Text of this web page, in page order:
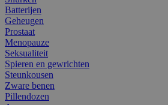
Batterijen
Geheugen
Prostaat
Menopauze
Seksualiteit
Spieren en gewrichten
Steunkousen
Zware benen
Pillendozen